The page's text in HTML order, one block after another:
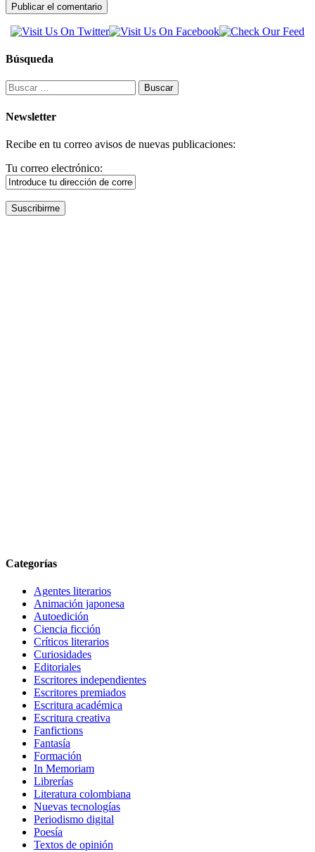
Búsqueda
Buscar:
Newsletter
Recibe en tu correo avisos de nuevas publicaciones:
Tu correo electrónico:
Categorías
Agentes literarios
Animación japonesa
Autoedición
Ciencia ficción
Críticos literarios
Curiosidades
Editoriales
Escritores independientes
Escritores premiados
Escritura académica
Escritura creativa
Fanfictions
Fantasía
Formación
In Memoriam
Librerías
Literatura colombiana
Nuevas tecnologías
Periodismo digital
Poesía
Textos de opinión